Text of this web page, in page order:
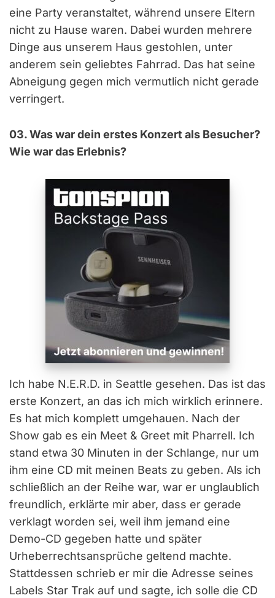
eine Party veranstaltet, während unsere Eltern
nicht zu Hause waren. Dabei wurden mehrere
Dinge aus unserem Haus gestohlen, unter
anderem sein geliebtes Fahrrad. Das hat seine
Abneigung gegen mich vermutlich nicht gerade
verringert.
03. Was war dein erstes Konzert als Besucher?
Wie war das Erlebnis?
Ich habe N.E.R.D. in Seattle gesehen. Das ist das
erste Konzert, an das ich mich wirklich erinnere.
Es hat mich komplett umgehauen. Nach der
Show gab es ein Meet & Greet mit Pharrell. Ich
stand etwa 30 Minuten in der Schlange, nur um
ihm eine CD mit meinen Beats zu geben. Als ich
schließlich an der Reihe war, war er unglaublich
freundlich, erklärte mir aber, dass er gerade
verklagt worden sei, weil ihm jemand eine
Demo-CD gegeben hatte und später
Urheberrechtsansprüche geltend machte.
Stattdessen schrieb er mir die Adresse seines
Labels Star Trak auf und sagte, ich solle die CD